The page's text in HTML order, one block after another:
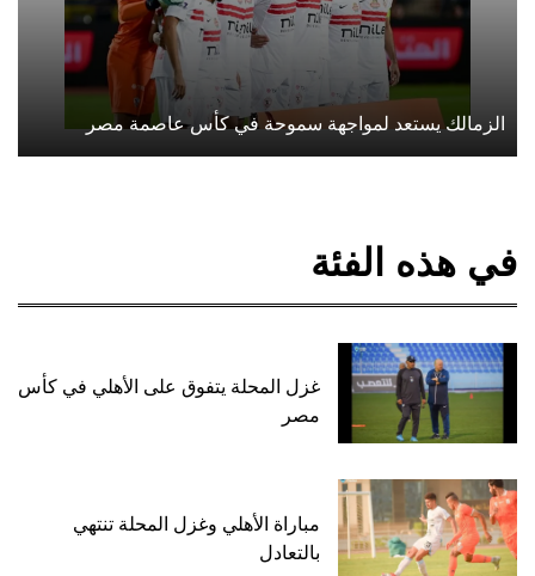
الزمالك يستعد لمواجهة سموحة في كأس عاصمة مصر
في هذه الفئة
غزل المحلة يتفوق على الأهلي في كأس
مصر
مباراة الأهلي وغزل المحلة تنتهي
بالتعادل